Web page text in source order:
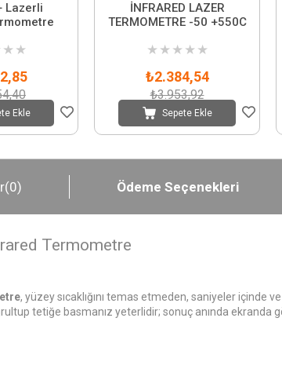
Lazerli
★ ★
Ekle
İNFRARED LAZER
TERMOMETRE -50 +550C
★ ★ ★ ★ ★
₺2.384,54
₺3.953,92
Sepete Ekle
(0) Ödeme Seçenekleri
Termometre
, yüzey sıcaklığını temas etmeden, saniyeler içinde
tetiğe basmanız yeterlidir; sonuç anında ekranda